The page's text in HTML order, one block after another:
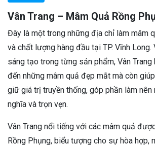
Vân Trang – Mâm Quả Rồng
Đây là một trong những địa chỉ làm mâm
và chất lượng hàng đầu tại TP. Vĩnh
sáng tạo trong từng sản phẩm, Vân Trang
đến những mâm quả đẹp mắt mà còn
giữ giá trị truyền thống, góp phần làm
nghĩa và trọn vẹn.
Vân Trang nổi tiếng với các mâm quả
Rồng Phụng, biểu tượng cho sự hòa hợp,